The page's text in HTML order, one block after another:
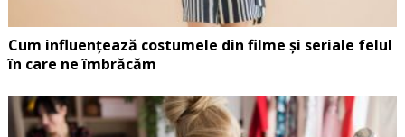
Cum influențează costumele din filme și seriale felul
în care ne îmbrăcăm